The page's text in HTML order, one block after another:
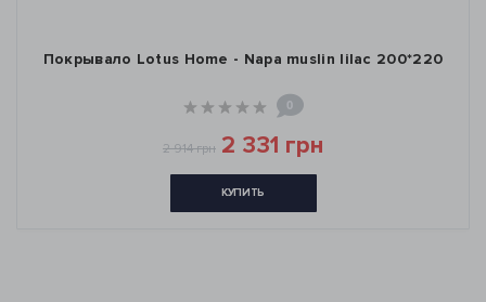
Покрывало Lotus Home - Napa muslin lilac 200*220
0
2 914 грн 2 331 грн
КУПИТЬ